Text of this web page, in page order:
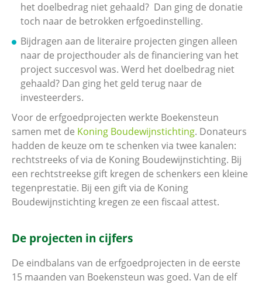
het doelbedrag niet gehaald? Dan ging de donatie
toch naar de betrokken erfgoedinstelling.
Bijdragen aan de literaire projecten gingen alleen
naar de projecthouder als de financiering van het
project succesvol was. Werd het doelbedrag niet
gehaald? Dan ging het geld terug naar de
investeerders.
Voor de erfgoedprojecten werkte Boekensteun
samen met de Koning Boudewijnstichting. Donateurs
hadden de keuze om te schenken via twee kanalen:
rechtstreeks of via de Koning Boudewijnstichting. Bij
een rechtstreekse gift kregen de schenkers een kleine
tegenprestatie. Bij een gift via de Koning
Boudewijnstichting kregen ze een fiscaal attest.
De projecten in cijfers
De eindbalans van de erfgoedprojecten in de eerste
15 maanden van Boekensteun was goed. Van de elf